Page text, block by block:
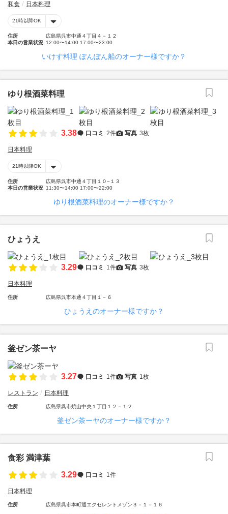
和食 日本料理
21時以降OK
住所
広島県呉市中通４丁目４－１２
本日の営業状況 12:00〜14:00 17:00〜23:00
いけす料理 ぽんぽん船のオーナー様ですか？
ゆり根酒菜料理
3.38 口コミ 2件 写真 3枚
日本料理
21時以降OK
住所
広島県呉市中通４丁目１０−１３
本日の営業状況 11:30〜14:00 17:00〜22:00
ゆり根酒菜料理のオーナー様ですか？
ひょうえ
3.29 口コミ 1件 写真 3枚
日本料理
住所 広島県呉市本通４丁目１－６
ひょうえのオーナー様ですか？
釜ゼン茶ーヤ
3.27 口コミ 1件 写真 1枚
レストラン 日本料理
住所 広島県呉市焼山中央１丁目１２－１２
釜ゼン茶ーヤのオーナー様ですか？
食彩 満津葉
3.29
口コミ 1件
日本料理
住所 広島県呉市本町通エクセレントメゾン３－１－１６